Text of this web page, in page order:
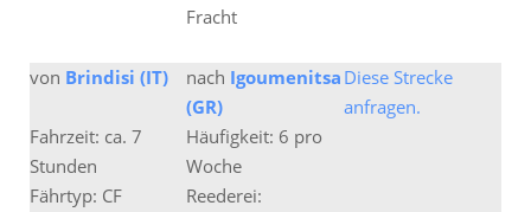
Fracht
von Brindisi (IT) nach Igoumenitsa
(GR)
Diese Strecke
anfragen.
Fahrzeit: ca. 7
Stunden
Häufigkeit: 6 pro
Woche
Fährtyp: CF
Reederei: